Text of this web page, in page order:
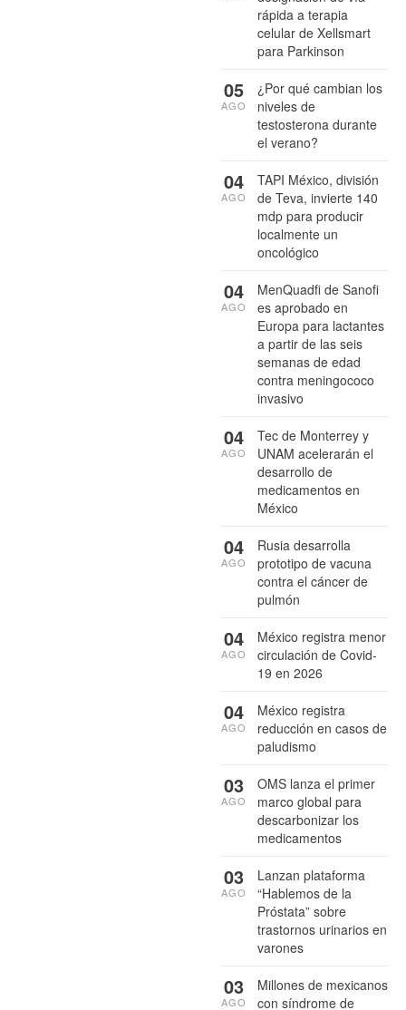
rápida a terapia
celular de Xellsmart
para Parkinson
¿Por qué cambian los
niveles de
testosterona durante
el verano?
05
AGO
TAPI México, división
de Teva, invierte 140
mdp para producir
localmente un
oncológico
04
AGO
MenQuadfi de Sanofi
es aprobado en
Europa para lactantes
a partir de las seis
semanas de edad
contra meningococo
invasivo
04
AGO
Tec de Monterrey y
UNAM acelerarán el
desarrollo de
medicamentos en
México
04
AGO
Rusia desarrolla
prototipo de vacuna
contra el cáncer de
pulmón
04
AGO
México registra menor
circulación de Covid-
19 en 2026
04
AGO
México registra
reducción en casos de
paludismo
04
AGO
OMS lanza el primer
marco global para
descarbonizar los
medicamentos
03
AGO
Lanzan plataforma
“Hablemos de la
Próstata” sobre
trastornos urinarios en
varones
03
AGO
Millones de mexicanos
con síndrome de
03
AGO